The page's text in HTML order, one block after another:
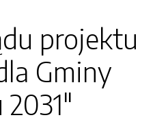
projektu
Gminy